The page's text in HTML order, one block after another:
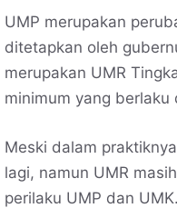
UMP merupakan
ditetapkan oleh
merupakan UMR
minimum yang
Meski dalam
lagi, namun UMR
perilaku UMP dan UMK.